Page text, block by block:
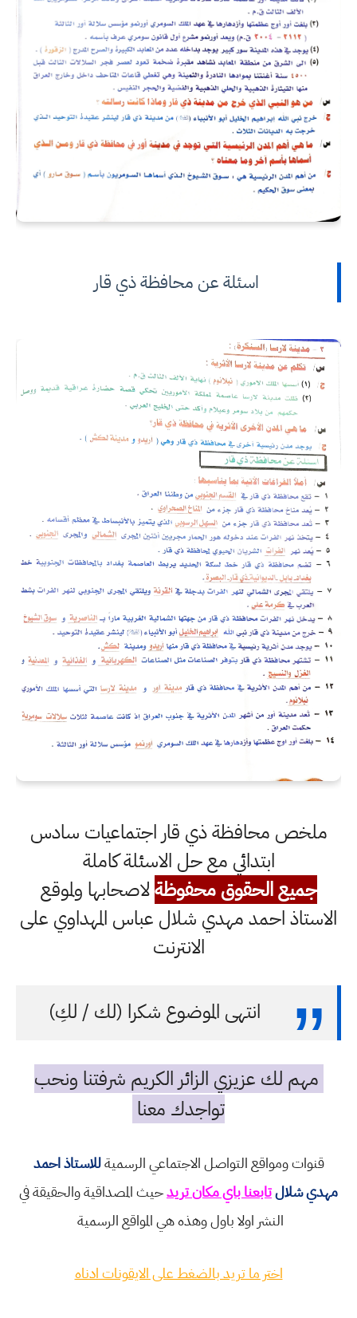
اسئلة عن محافظة ذي قار
ملخص محافظة ذي قار اجتماعيات سادس
ابتدائي مع حل الاسئلة كاملة
جميع الحقوق محفوظةلاصحابها ولموقع
الاستاذ احمد مهدي شلال عباس المهداوي على
الانترنت
انتهى الموضوع شكرا (لك / لكِ)
مهم لك عزيزي الزائر الكريم شرفتنا ونحب
تواجدك معنا
قنوات ومواقع التواصل الاجتماعي الرسميةللاستاذ احمد
مهدي شلالتابعنا باي مكان تريدحيث المصداقية والحقيقة في
النشر اولا باول وهذه هي المواقع الرسمية
اختر ما تريد بالضغط على الايقونات ادناه